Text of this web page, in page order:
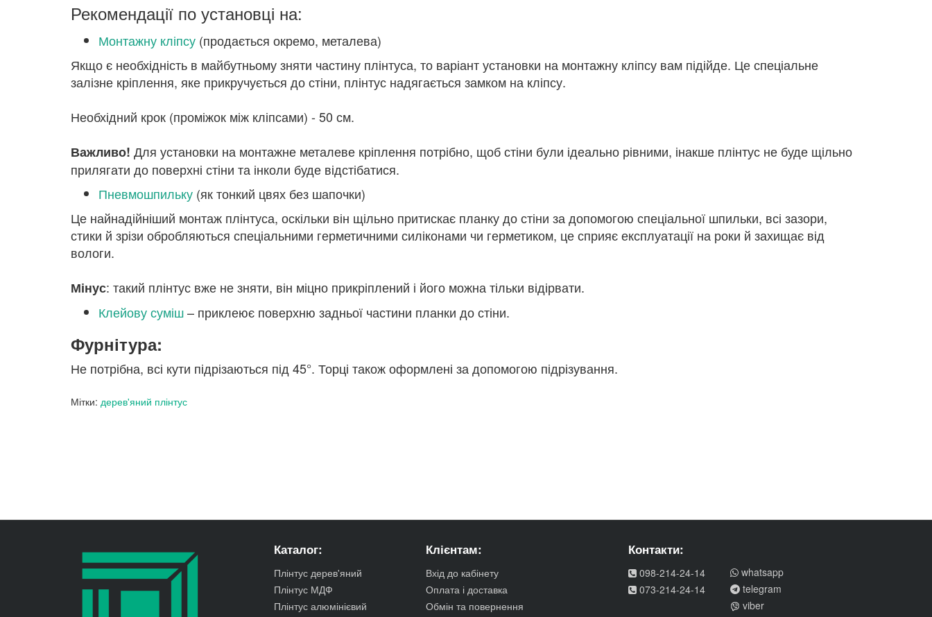
Рекомендації по установці на:
Монтажну кліпсу (продається окремо, металева)
Якщо є необхідність в майбутньому зняти частину плінтуса, то варіант установки на монтажну кліпсу вам підійде. Це спеціальне
залізне кріплення, яке прикручується до стіни, плінтус надягається замком на кліпсу.
Необхідний крок (проміжок між кліпсами) - 50 см.
Важливо! Для установки на монтажне металеве кріплення потрібно, щоб стіни були ідеально рівними, інакше плінтус не буде щільно
прилягати до поверхні стіни та інколи буде відстібатися.
Пневмошпильку (як тонкий цвях без шапочки)
Це найнадійніший монтаж плінтуса, оскільки він щільно притискає планку до стіни за допомогою спеціальної шпильки, всі зазори,
стики й зрізи обробляються спеціальними герметичними силіконами чи герметиком, це сприяє експлуатації на роки й захищає від
вологи.
Мінус: такий плінтус вже не зняти, він міцно прикріплений і його можна тільки відірвати.
Клейову суміш– приклеює поверхню задньої частини планки до стіни.
Фурнітура:
Не потрібна, всі кути підрізаються під 45°. Торці також оформлені за допомогою підрізування.
Мітки: дерев'яний плінтус
Каталог:
Плінтус дерев'яний
Плінтус МДФ
Плінтус алюмінієвий
Клієнтам:
Вхід до кабінету
Оплата і доставка
Обмін та повернення
Контакти:
098-214-24-14
073-214-24-14
whatsapp
telegram
viber